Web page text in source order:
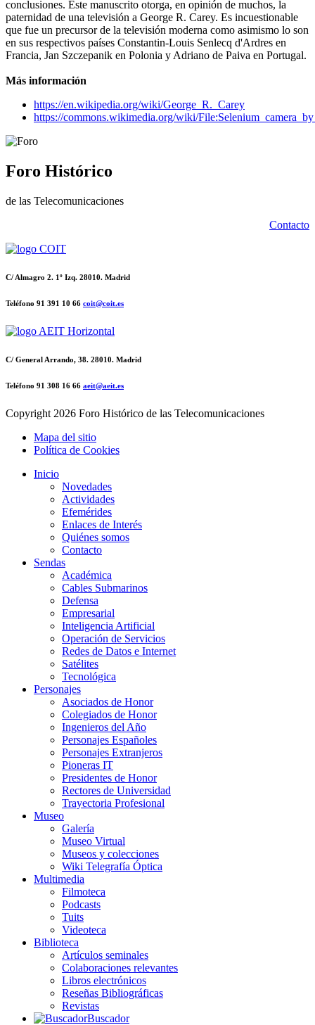
conclusiones. Este manuscrito otorga, en opinión de muchos, la
paternidad de una televisión a George R. Carey. Es incuestionable
que fue un precursor de la televisión moderna como asimismo lo son
en sus respectivos países Constantin-Louis Senlecq d'Ardres en
Francia, Jan Szczepanik en Polonia y Adriano de Paiva en Portugal.
Más información
https://en.wikipedia.org/wiki/George_R._Carey
https://commons.wikimedia.org/wiki/
Foro Histórico
de las Telecomunicaciones
Contacto
C/ Almagro 2. 1º Izq. 28010. Madrid
Teléfono 91 391 10 66 coit@coit.es
C/ General Arrando, 38. 28010. Madrid
Teléfono 91 308 16 66 aeit@aeit.es
Copyright 2026 Foro Histórico de las Telecomunicaciones
Mapa del sitio
Política de Cookies
Inicio
Novedades
Actividades
Efemérides
Enlaces de Interés
Quiénes somos
Contacto
Sendas
Académica
Cables Submarinos
Defensa
Empresarial
Inteligencia Artificial
Operación de Servicios
Redes de Datos e Internet
Satélites
Tecnológica
Personajes
Asociados de Honor
Colegiados de Honor
Ingenieros del Año
Personajes Españoles
Personajes Extranjeros
Pioneras IT
Presidentes de Honor
Rectores de Universidad
Trayectoria Profesional
Museo
Galería
Museo Virtual
Museos y colecciones
Wiki Telegrafía Óptica
Multimedia
Filmoteca
Podcasts
Tuits
Videoteca
Biblioteca
Artículos seminales
Colaboraciones relevantes
Libros electrónicos
Reseñas Bibliográficas
Revistas
Buscador